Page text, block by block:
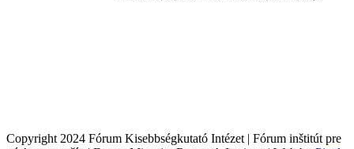
Copyright 2024 Fórum Kisebbségkutató Intézet | Fórum inštitút pre